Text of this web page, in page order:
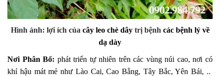
Hình ảnh: lợi ích của cây leo chè dâytrị bệnh các bệnh lý về
dạ dày
Nơi Phân Bố: phát triển tự nhiên trên các vùng núi cao, nơi có
khí hậu mát mẻ như Lào Cai, Cao Bằng, Tây Bắc, Yên Bái, ..